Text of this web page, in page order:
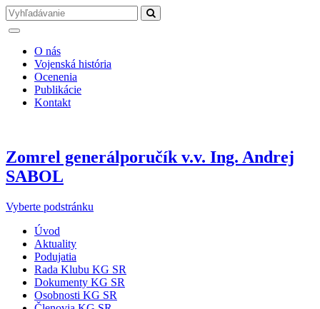
O nás
Vojenská história
Ocenenia
Publikácie
Kontakt
Zomrel generálporučík v.v. Ing. Andrej
SABOL
Vyberte podstránku
Úvod
Aktuality
Podujatia
Rada Klubu KG SR
Dokumenty KG SR
Osobnosti KG SR